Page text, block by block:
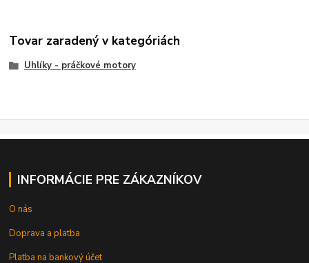
Tovar zaradený v kategóriách
Uhlíky - práčkové motory
INFORMÁCIE PRE ZÁKAZNÍKOV
O nás
Doprava a platba
Platba na bankový účet